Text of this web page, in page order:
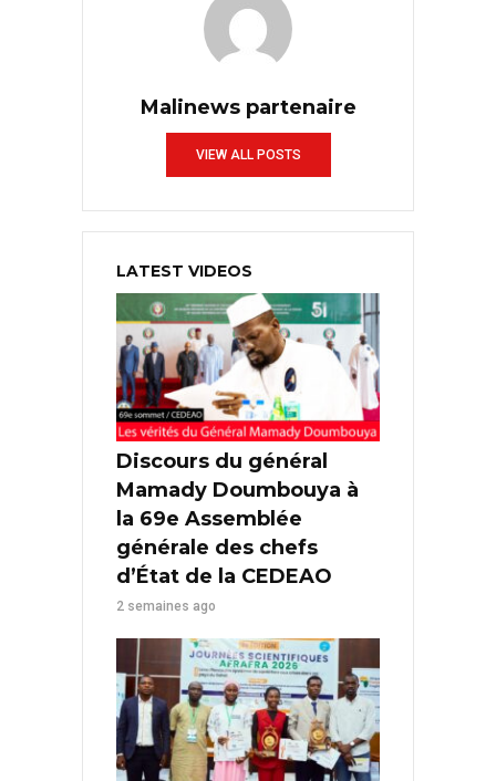
Malinews partenaire
VIEW ALL POSTS
LATEST VIDEOS
Discours du général
Mamady Doumbouya à
la 69e Assemblée
générale des chefs
d’État de la CEDEAO
2 semaines ago